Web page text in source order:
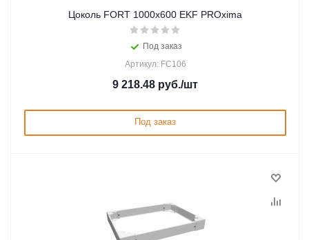
Цоколь FORT 1000х600 EKF PROxima
Под заказ
Артикул: FC106
9 218.48 руб./шт
Под заказ